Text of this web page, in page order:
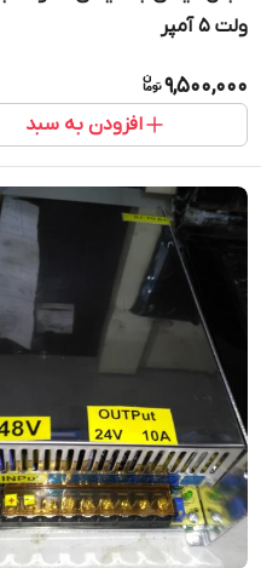
ولت 5 آمپر
9,500,000
افزودن به سبد